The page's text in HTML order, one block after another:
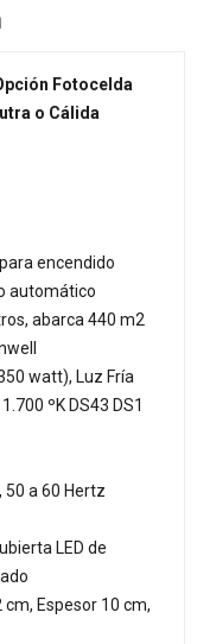
Fotocelda
o Cálida
encendido
automático
abarca 440 m2
watt), Luz Fría
ºK DS43 DS1
50 a 60 Hertz
LED de
Espesor 10 cm,